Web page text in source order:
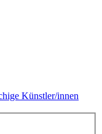
Künstler/innen